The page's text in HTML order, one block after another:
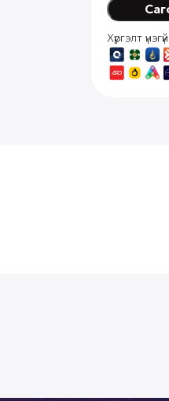
Хүргэлт үнэгүй